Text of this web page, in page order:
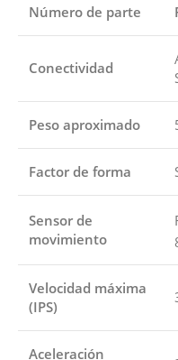
Número de parte
Conectividad
Peso aproximado
Factor de forma
Sensor de
movimiento
Velocidad máxima
(IPS)
Aceleración